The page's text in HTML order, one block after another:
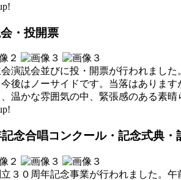
・投開票
演説会並びに投・開票が行われまし
後はノーサイドです。当落はありま
温かな雰囲気の中、緊張感のある素
念合唱コンクール・記念式典・
３０周年記念事業が行われました。